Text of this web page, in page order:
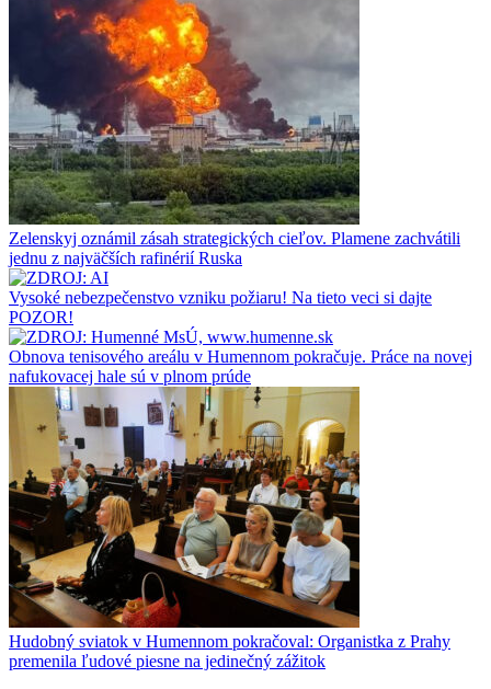
Zelenskyj oznámil zásah strategických cieľov. Plamene zachvátili
jednu z najväčších rafinérií Ruska
Vysoké nebezpečenstvo vzniku požiaru! Na tieto veci si dajte
POZOR!
Obnova tenisového areálu v Humennom pokračuje. Práce na novej
nafukovacej hale sú v plnom prúde
Hudobný sviatok v Humennom pokračoval: Organistka z Prahy
premenila ľudové piesne na jedinečný zážitok